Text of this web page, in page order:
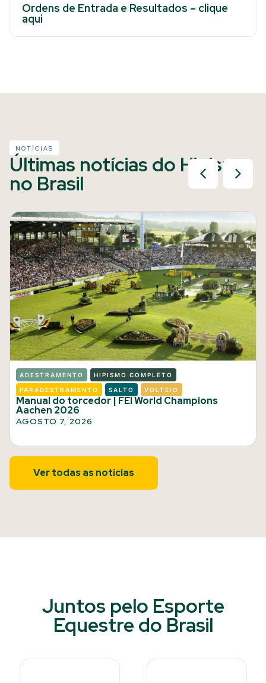
Ordens de Entrada e Resultados – clique
aqui
NOTÍCIAS
Últimas notícias do Hipismo
no Brasil
ADESTRAMENTO HIPISMO COMPLETO
PARADESTRAMENTO SALTO VOLTEIO
Manual do torcedor | FEI World Champions
Aachen 2026
AGOSTO 7, 2026
Ver todas as notícias
Juntos pelo Esporte
Equestre do Brasil​